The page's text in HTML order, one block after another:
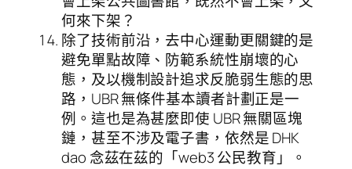
何來下架？
除了技術前沿，去中心運動更關鍵的是
避免單點故障、防範系統性崩壞的心
態，及以機制設計追求反脆弱生態的思
路，UBR 無條件基本讀者計劃正是一
例。這也是為甚麼即使 UBR 無關區塊
鏈，甚至不涉及電子書，依然是 DHK
dao 念茲在茲的「web3 公民教育」。